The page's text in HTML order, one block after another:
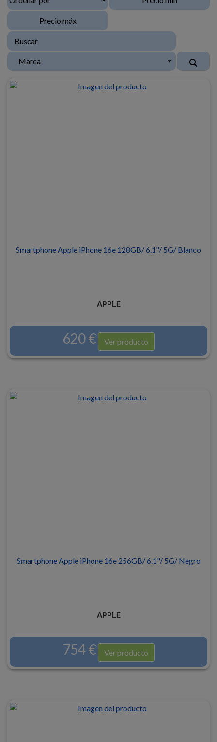
Marca
Smartphone Apple iPhone 16e 128GB/ 6.1"/ 5G/ Blanco
APPLE
620 € Ver producto
Smartphone Apple iPhone 16e 256GB/ 6.1"/ 5G/ Negro
APPLE
754 € Ver producto